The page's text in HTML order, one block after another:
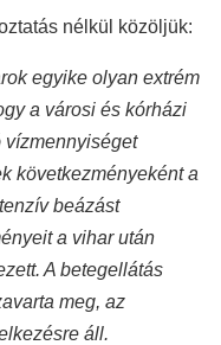
nélkül közöljük:
egyike olyan extrém
a városi és kórházi
vízmennyiséget
következményeként a
beázást
a vihar után
A betegellátás
meg, az
áll.